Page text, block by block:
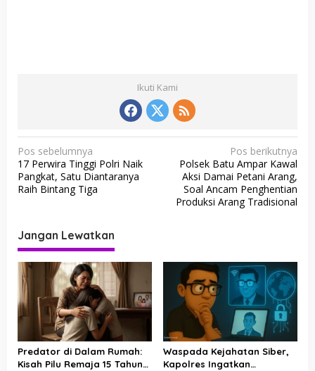
Ikuti Kami
N
a
v
g
a
s
i
p
o
s
Pos sebelumnya
17 Perwira Tinggi Polri Naik
Pangkat, Satu Diantaranya
Raih Bintang Tiga
Pos berikutnya
Polsek Batu Ampar Kawal
Aksi Damai Petani Arang,
Soal Ancam Penghentian
Produksi Arang Tradisional
Jangan Lewatkan
Predator di Dalam Rumah:
Kisah Pilu Remaja 15 Tahun
Waspada Kejahatan Siber,
Kapolres Ingatkan